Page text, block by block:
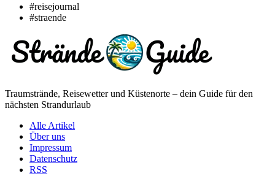
#reisejournal
#straende
Traumstrände, Reisewetter und Küstenorte – dein Guide für den
nächsten Strandurlaub
Alle Artikel
Über uns
Impressum
Datenschutz
RSS